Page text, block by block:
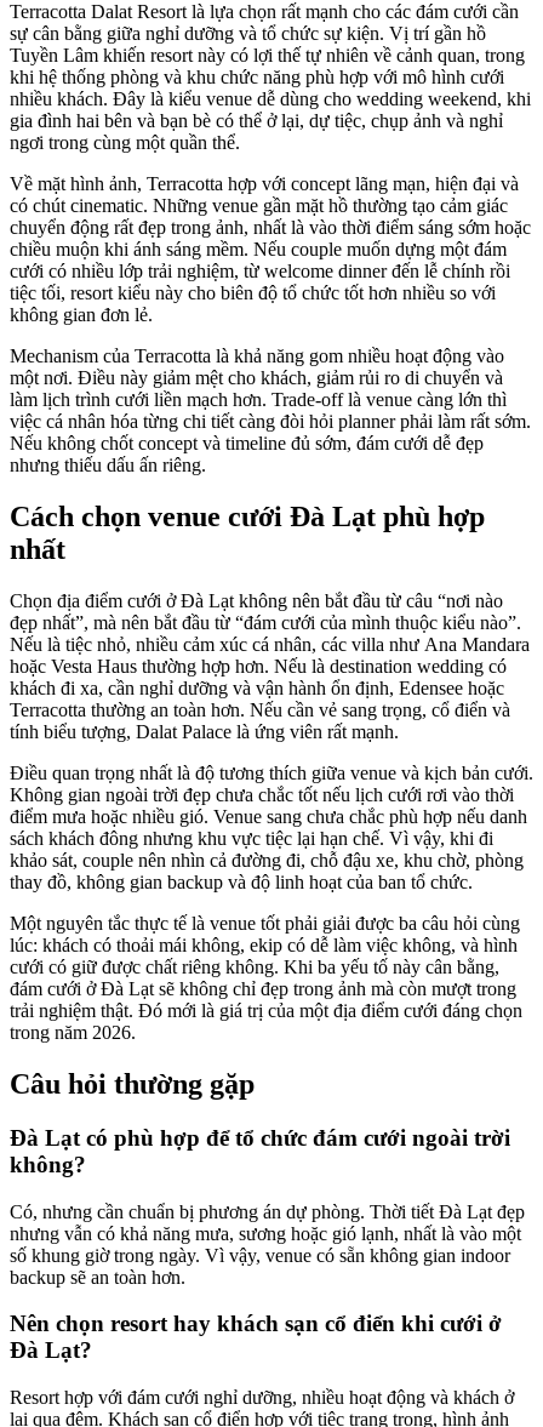
Terracotta Dalat Resort là lựa chọn rất mạnh cho các đám cưới cần
sự cân bằng giữa nghỉ dưỡng và tổ chức sự kiện. Vị trí gần hồ
Tuyền Lâm khiến resort này có lợi thế tự nhiên về cảnh quan, trong
khi hệ thống phòng và khu chức năng phù hợp với mô hình cưới
nhiều khách. Đây là kiểu venue dễ dùng cho wedding weekend, khi
gia đình hai bên và bạn bè có thể ở lại, dự tiệc, chụp ảnh và nghỉ
ngơi trong cùng một quần thể.
Về mặt hình ảnh, Terracotta hợp với concept lãng mạn, hiện đại và
có chút cinematic. Những venue gần mặt hồ thường tạo cảm giác
chuyển động rất đẹp trong ảnh, nhất là vào thời điểm sáng sớm hoặc
chiều muộn khi ánh sáng mềm. Nếu couple muốn dựng một đám
cưới có nhiều lớp trải nghiệm, từ welcome dinner đến lễ chính rồi
tiệc tối, resort kiểu này cho biên độ tổ chức tốt hơn nhiều so với
không gian đơn lẻ.
Mechanism của Terracotta là khả năng gom nhiều hoạt động vào
một nơi. Điều này giảm mệt cho khách, giảm rủi ro di chuyển và
làm lịch trình cưới liền mạch hơn. Trade-off là venue càng lớn thì
việc cá nhân hóa từng chi tiết càng đòi hỏi planner phải làm rất sớm.
Nếu không chốt concept và timeline đủ sớm, đám cưới dễ đẹp
nhưng thiếu dấu ấn riêng.
Cách chọn venue cưới Đà Lạt phù hợp
nhất
Chọn địa điểm cưới ở Đà Lạt không nên bắt đầu từ câu “nơi nào
đẹp nhất”, mà nên bắt đầu từ “đám cưới của mình thuộc kiểu nào”.
Nếu là tiệc nhỏ, nhiều cảm xúc cá nhân, các villa như Ana Mandara
hoặc Vesta Haus thường hợp hơn. Nếu là destination wedding có
khách đi xa, cần nghỉ dưỡng và vận hành ổn định, Edensee hoặc
Terracotta thường an toàn hơn. Nếu cần vẻ sang trọng, cổ điển và
tính biểu tượng, Dalat Palace là ứng viên rất mạnh.
Điều quan trọng nhất là độ tương thích giữa venue và kịch bản cưới.
Không gian ngoài trời đẹp chưa chắc tốt nếu lịch cưới rơi vào thời
điểm mưa hoặc nhiều gió. Venue sang chưa chắc phù hợp nếu danh
sách khách đông nhưng khu vực tiệc lại hạn chế. Vì vậy, khi đi
khảo sát, couple nên nhìn cả đường đi, chỗ đậu xe, khu chờ, phòng
thay đồ, không gian backup và độ linh hoạt của ban tổ chức.
Một nguyên tắc thực tế là venue tốt phải giải được ba câu hỏi cùng
lúc: khách có thoải mái không, ekip có dễ làm việc không, và hình
cưới có giữ được chất riêng không. Khi ba yếu tố này cân bằng,
đám cưới ở Đà Lạt sẽ không chỉ đẹp trong ảnh mà còn mượt trong
trải nghiệm thật. Đó mới là giá trị của một địa điểm cưới đáng chọn
trong năm 2026.
Câu hỏi thường gặp
Đà Lạt có phù hợp để tổ chức đám cưới ngoài trời
không?
Có, nhưng cần chuẩn bị phương án dự phòng. Thời tiết Đà Lạt đẹp
nhưng vẫn có khả năng mưa, sương hoặc gió lạnh, nhất là vào một
số khung giờ trong ngày. Vì vậy, venue có sẵn không gian indoor
backup sẽ an toàn hơn.
Nên chọn resort hay khách sạn cổ điển khi cưới ở
Đà Lạt?
Resort hợp với đám cưới nghỉ dưỡng, nhiều hoạt động và khách ở
lại qua đêm. Khách sạn cổ điển hợp với tiệc trang trọng, hình ảnh